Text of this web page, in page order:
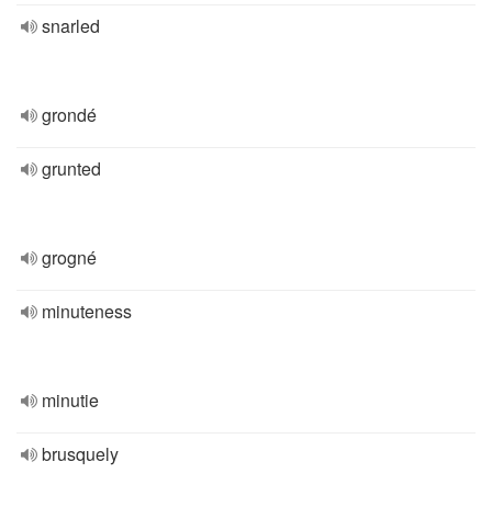
snarled
grondé
grunted
grogné
minuteness
minutie
brusquely